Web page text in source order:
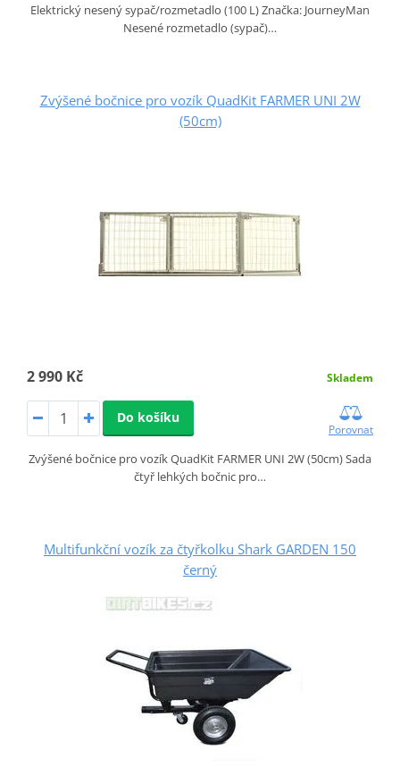
Elektrický nesený sypač/rozmetadlo (100 L) Značka: JourneyMan
Nesené rozmetadlo (sypač)…
Zvýšené bočnice pro vozík QuadKit FARMER UNI 2W
(50cm)
2 990 Kč Skladem
Do košíku
Porovnat
Zvýšené bočnice pro vozík QuadKit FARMER UNI 2W (50cm) Sada
čtyř lehkých bočnic pro…
Multifunkční vozík za čtyřkolku Shark GARDEN 150
černý